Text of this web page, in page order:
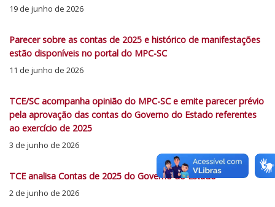
19 de junho de 2026
Parecer sobre as contas de 2025 e histórico de manifestações
estão disponíveis no portal do MPC-SC
11 de junho de 2026
TCE/SC acompanha opinião do MPC-SC e emite parecer prévio
pela aprovação das contas do Governo do Estado referentes
ao exercício de 2025
3 de junho de 2026
TCE analisa Contas de 2025 do Governo do Estado
2 de junho de 2026